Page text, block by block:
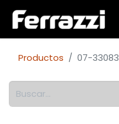
Productos 07-33083